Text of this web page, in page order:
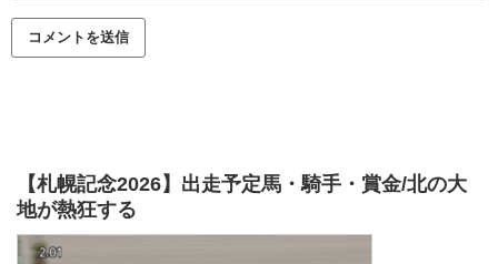
【札幌記念2026】出走予定馬・騎手・賞金/北の大
地が熱狂する